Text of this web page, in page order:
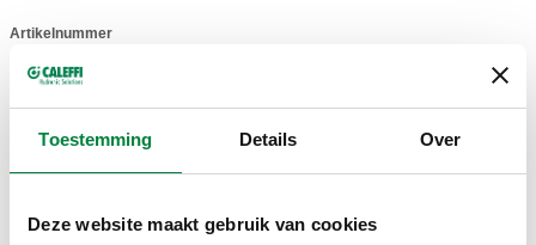
Toestemming Details Over
Deze website maakt gebruik van cookies
Artikelnummer
230000